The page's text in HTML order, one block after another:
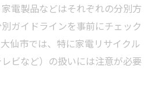
電製品などはそれぞれの分別方
ガイドラインを事前にチェック
仙市では、特に家電リサイクル
ビなど）の扱いには注意が必要